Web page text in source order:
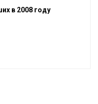
в 2008 году